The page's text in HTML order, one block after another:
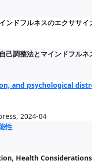
ンドフルネスのエクササイ
己調整法とマインドフルネ
and psychological
2024-04
性
Health